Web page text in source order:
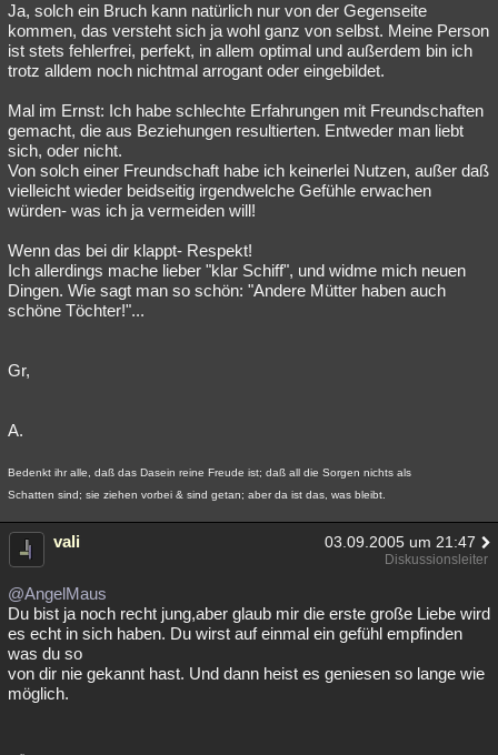
Ja, solch ein Bruch kann natürlich nur von der Gegenseite
kommen, das versteht sich ja wohl ganz von selbst. Meine Person
ist stets fehlerfrei, perfekt, in allem optimal und außerdem bin ich
trotz alldem noch nichtmal arrogant oder eingebildet.
Mal im Ernst: Ich habe schlechte Erfahrungen mit Freundschaften
gemacht, die aus Beziehungen resultierten. Entweder man liebt
sich, oder nicht.
Von solch einer Freundschaft habe ich keinerlei Nutzen, außer daß
vielleicht wieder beidseitig irgendwelche Gefühle erwachen
würden- was ich ja vermeiden will!
Wenn das bei dir klappt- Respekt!
Ich allerdings mache lieber "klar Schiff", und widme mich neuen
Dingen. Wie sagt man so schön: "Andere Mütter haben auch
schöne Töchter!"...
Gr,
A.
Bedenkt ihr alle, daß das Dasein reine Freude ist; daß all die Sorgen nichts als
Schatten sind; sie ziehen vorbei & sind getan; aber da ist das, was bleibt.
vali 03.09.2005 um 21:47
Diskussionsleiter
@AngelMaus
Du bist ja noch recht jung,aber glaub mir die erste große Liebe wird
es echt in sich haben. Du wirst auf einmal ein gefühl empfinden
was du so
von dir nie gekannt hast. Und dann heist es geniesen so lange wie
möglich.